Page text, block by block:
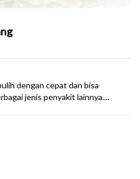
dengan cepat dan bisa
jenis penyakit lainnya....